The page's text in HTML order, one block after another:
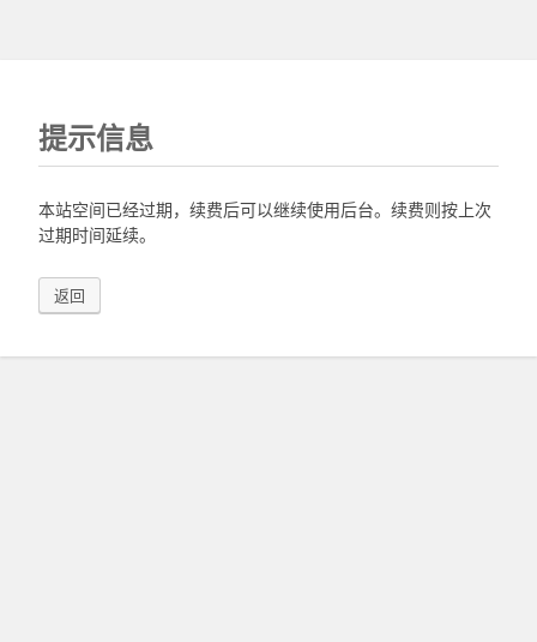
提示信息
本站空间已经过期，续费后可以继续使用后台。续费则按上次
过期时间延续。
返回